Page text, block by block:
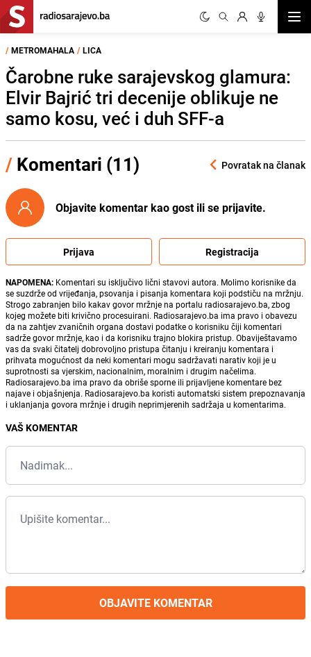
/ METROMAHALA / LICA
Čarobne ruke sarajevskog glamura:
Elvir Bajrić tri decenije oblikuje ne
samo kosu, već i duh SFF-a
/ Komentari (11) Povratak na članak
Objavite komentar kao gost ili se prijavite.
Prijava Registracija
NAPOMENA: Komentari su isključivo lični stavovi autora. Molimo korisnike da
se suzdrže od vrijeđanja, psovanja i pisanja komentara koji podstiču na mržnju.
Strogo zabranjen bilo kakav govor mržnje na portalu radiosarajevo.ba, zbog
kojeg možete biti krivično procesuirani. Radiosarajevo.ba ima pravo i obavezu
da na zahtjev zvaničnih organa dostavi podatke o korisniku čiji komentari
sadrže govor mržnje, kao i da korisniku trajno blokira pristup. Obaviještavamo
vas da svaki čitatelj dobrovoljno pristupa čitanju i kreiranju komentara i
prihvata mogućnost da neki komentari mogu sadržavati narativ koji je u
suprotnosti sa vjerskim, nacionalnim, moralnim i drugim načelima.
Radiosarajevo.ba ima pravo da obriše sporne ili prijavljene komentare bez
najave i objašnjenja. Radiosarajevo.ba koristi automatski sistem prepoznavanja
i uklanjanja govora mržnje i drugih neprimjerenih sadržaja u komentarima.
VAŠ KOMENTAR
OBJAVITE KOMENTAR